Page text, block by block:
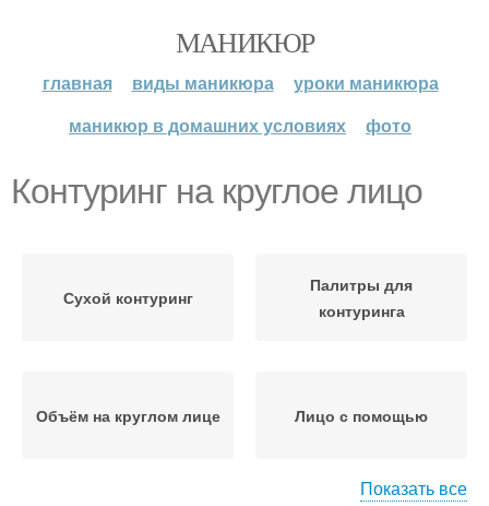
МАНИКЮР
главная виды маникюра
уроки маникюра
маникюр в домашних условиях
фото
Контуринг на круглое лицо
Сухой контуринг
Палитры для
контуринга
Объём на круглом лице Лицо с помощью
Показать все